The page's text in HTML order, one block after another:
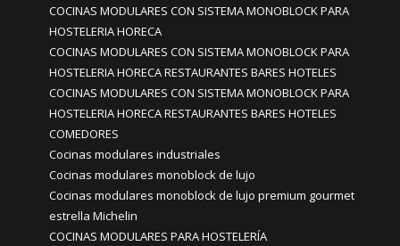
COCINAS MODULARES CON SISTEMA MONOBLOCK PARA
HOSTELERIA HORECA
COCINAS MODULARES CON SISTEMA MONOBLOCK PARA
HOSTELERIA HORECA RESTAURANTES BARES HOTELES
COCINAS MODULARES CON SISTEMA MONOBLOCK PARA
HOSTELERIA HORECA RESTAURANTES BARES HOTELES
COMEDORES
Cocinas modulares industriales
Cocinas modulares monoblock de lujo
Cocinas modulares monoblock de lujo premium gourmet
estrella Michelin
COCINAS MODULARES PARA HOSTELERÍA